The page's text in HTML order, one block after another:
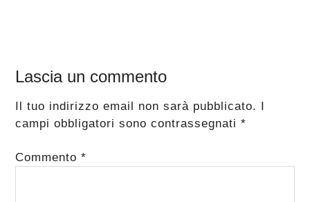
Interazioni
del
lettore
Lascia un commento
Il tuo indirizzo email non sarà pubblicato. I
campi obbligatori sono contrassegnati*
Commento*